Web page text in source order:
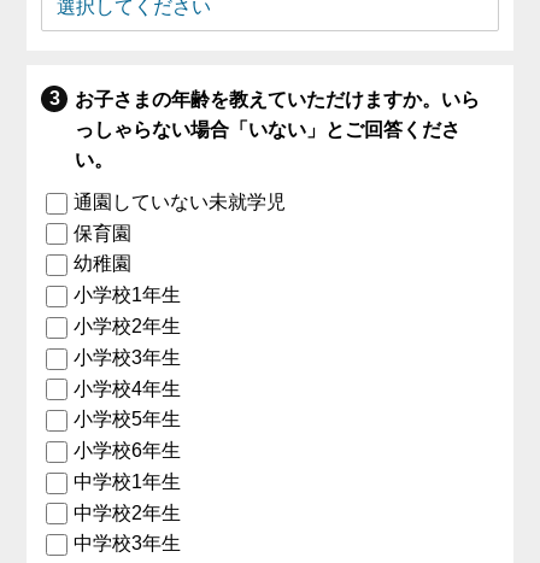
お子さまの年齢を教えていただけますか。いら
っしゃらない場合「いない」とご回答くださ
い。
通園していない未就学児
保育園
幼稚園
小学校1年生
小学校2年生
小学校3年生
小学校4年生
小学校5年生
小学校6年生
中学校1年生
中学校2年生
中学校3年生